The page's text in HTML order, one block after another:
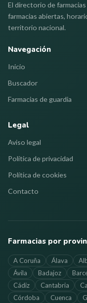
El directorio de
farmacias abiertas,
territorio nacional.
Navegación
Inicio
Buscador
Farmacias de guardia
Legal
Aviso legal
Política de privacidad
Política de cookies
Contacto
Farmacias por
A Coruña Álava
Ávila
Badajoz
Cádiz
Cantabria
Córdoba
Cuenca